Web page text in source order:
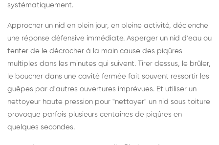
systématiquement.
Approcher un nid en plein jour, en pleine activité, déclenche
une réponse défensive immédiate. Asperger un nid d'eau ou
tenter de le décrocher à la main cause des piqûres
multiples dans les minutes qui suivent. Tirer dessus, le brûler,
le boucher dans une cavité fermée fait souvent ressortir les
guêpes par d'autres ouvertures imprévues. Et utiliser un
nettoyeur haute pression pour "nettoyer" un nid sous toiture
provoque parfois plusieurs centaines de piqûres en
quelques secondes.